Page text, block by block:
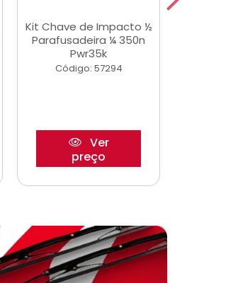
Kit Chave de Impacto ½
Parafusadeira ¼ 350n
Pwr35k
Código: 57294
Ver
preço